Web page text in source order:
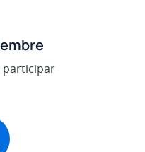
participar